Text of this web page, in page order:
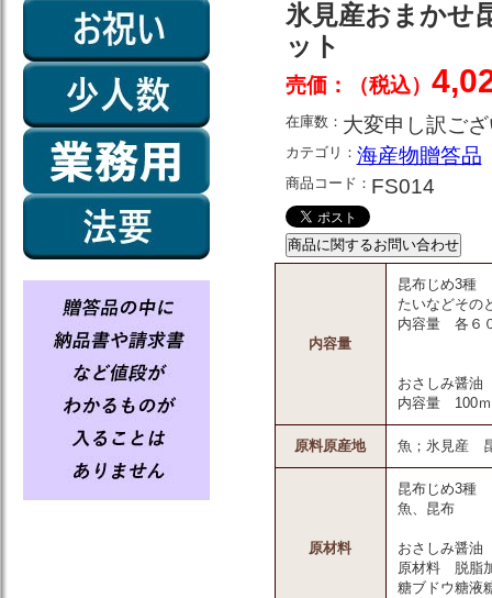
氷見産おまかせ
ット
売価：（税込）
在庫数： 大変申し訳ご
カテゴリ： 海産物贈答品
商品コード： FS014
内容量
昆布じめ3種
たいなどその
内容量 各６
おさしみ醤油
内容量 100
原料原産地 魚；氷見産
原材料
昆布じめ3種
魚、昆布
おさしみ醤油
原材料 脱脂
糖ブドウ糖液